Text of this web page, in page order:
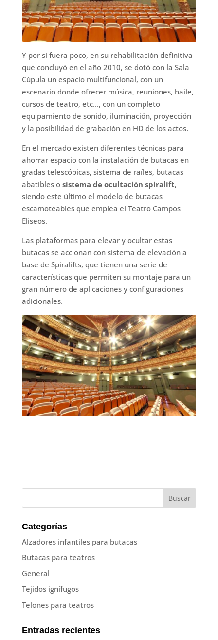
Y por si fuera poco, en su rehabilitación definitiva
que concluyó en el año 2010, se dotó con la Sala
Cúpula un espacio multifuncional, con un
escenario donde ofrecer música, reuniones, baile,
cursos de teatro, etc…, con un completo
equipamiento de sonido, iluminación, proyección
y la posibilidad de grabación en HD de los actos.
En el mercado existen diferentes técnicas para
ahorrar espacio con la instalación de butacas en
gradas telescópicas, sistema de raíles, butacas
abatibles o sistema de ocultación spiralift,
siendo este último el modelo de butacas
escamoteables que emplea el Teatro Campos
Eliseos.
Las plataformas para elevar y ocultar estas
butacas se accionan con sistema de elevación a
base de Spiralifts, que tienen una serie de
características que permiten su montaje para un
gran número de aplicaciones y configuraciones
adicionales.
Categorías
Alzadores infantiles para butacas
Butacas para teatros
General
Tejidos ignífugos
Telones para teatros
Entradas recientes